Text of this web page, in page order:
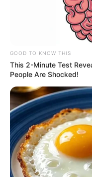
DESTAQUES
FACEBOOK
DESTAQUES DA
GOOD TO KNOW THIS
This 2-Minute Test
People Are Shocked!